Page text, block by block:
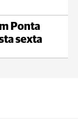
Ponta
sexta